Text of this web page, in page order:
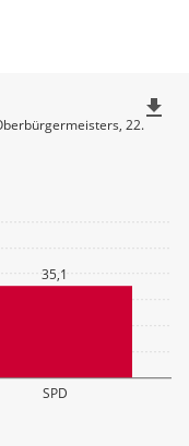
SPD
35,1
22.
file_download